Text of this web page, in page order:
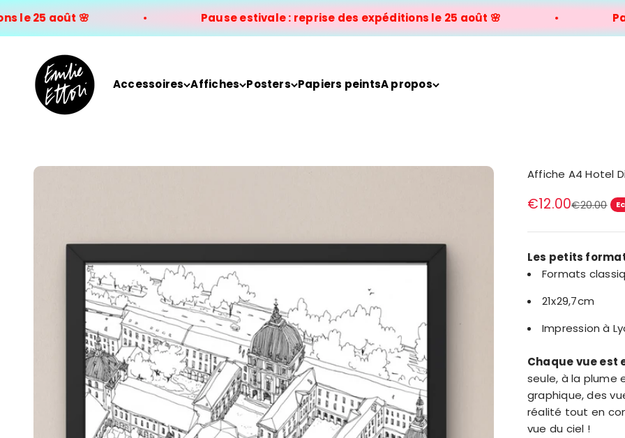
Passer au contenu
25 août 🌸 Pause estivale : reprise des expéditions le 25 août 🌸
Accessoires Affiches Posters Papiers peintsA propos
EMILIE ETTORI ILLUSTRATION
Affiche A4 Hotel
Prix de vente
€12.00Prix
€20.00
Les petits
Formats
21x29,7cm
Impression à
Chaque vue est
seule, à la plume
graphique, des
réalité tout en
vue du ciel !